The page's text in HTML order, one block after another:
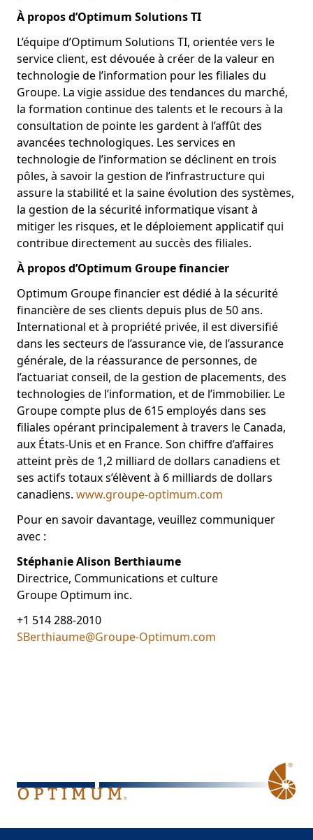
À propos d’Optimum Solutions TI
L’équipe d’Optimum Solutions TI, orientée vers le
service client, est dévouée à créer de la valeur en
technologie de l’information pour les filiales du
Groupe. La vigie assidue des tendances du marché,
la formation continue des talents et le recours à la
consultation de pointe les gardent à l’affût des
avancées technologiques. Les services en
technologie de l’information se déclinent en trois
pôles, à savoir la gestion de l’infrastructure qui
assure la stabilité et la saine évolution des systèmes,
la gestion de la sécurité informatique visant à
mitiger les risques, et le déploiement applicatif qui
contribue directement au succès des filiales.
À propos d’Optimum Groupe financier
Optimum Groupe financier est dédié à la sécurité
financière de ses clients depuis plus de 50 ans.
International et à propriété privée, il est diversifié
dans les secteurs de l’assurance vie, de l’assurance
générale, de la réassurance de personnes, de
l’actuariat conseil, de la gestion de placements, des
technologies de l’information, et de l’immobilier. Le
Groupe compte plus de 615 employés dans ses
filiales opérant principalement à travers le Canada,
aux États-Unis et en France. Son chiffre d’affaires
atteint près de 1,2 milliard de dollars canadiens et
ses actifs totaux s’élèvent à 6 milliards de dollars
canadiens. www.groupe-optimum.com
Pour en savoir davantage, veuillez communiquer
avec :
Stéphanie Alison Berthiaume
Directrice, Communications et culture
Groupe Optimum inc.
+1 514 288-2010
SBerthiaume@Groupe-Optimum.com